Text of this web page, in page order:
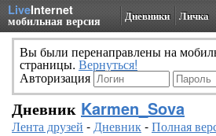
LiveInternet
мобильная версия Дневники Личка
Вы были перенаправлены на
страницы. Вернуться!
Авторизация
Дневник Karmen_Sova
Лента друзей -Дневник-Полная